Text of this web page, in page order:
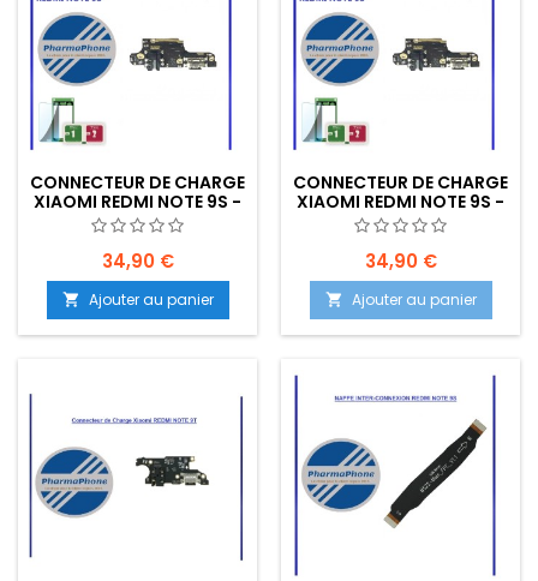
CONNECTEUR DE CHARGE
XIAOMI REDMI NOTE 9S -
EMPLACEMENT: Z2-R15-
E20
34,90 €
 Ajouter au panier
CONNECTEUR DE CHARGE
XIAOMI REDMI NOTE 9S -
EMPLACEMENT: Z2-R15-
E20
34,90 €
 Ajouter au panier